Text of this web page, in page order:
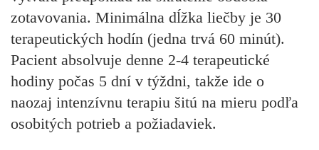
zotavovania. Minimálna dĺžka liečby je 30
terapeutických hodín (jedna trvá 60 minút).
Pacient absolvuje denne 2-4 terapeutické
hodiny počas 5 dní v týždni, takže ide o
naozaj intenzívnu terapiu šitú na mieru podľa
osobitých potrieb a požiadaviek.